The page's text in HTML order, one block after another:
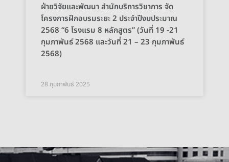
ฝ่ายวิจัยและพัฒนา สำนักบริการวิชาการ จัด
โครงการฝึกอบรมระยะ 2 ประจำปีงบประมาณ
2568 “6 โรงแรม 8 หลักสูตร” (วันที่ 19 -21
กุมภาพันธ์ 2568 และวันที่ 21 – 23 กุมภาพันธ์
2568)
28 กุมภาพันธ์ 2025